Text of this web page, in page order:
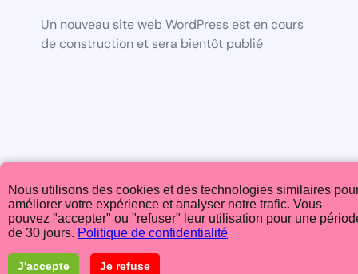
Un nouveau site web WordPress est en cours
de construction et sera bientôt publié
Nous utilisons des cookies et des technologies similaires
améliorer votre expérience et analyser notre trafic. Vous
pouvez "accepter" ou "refuser" leur utilisation pour une
de 30 jours. Politique de confidentialité
J'accepte Je refuse